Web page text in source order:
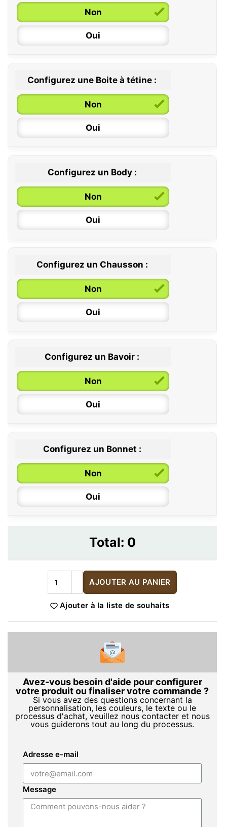
6 / 36 mois
Non
Oui
Configurez une Boite à tétine :
Non
Oui
Configurez un Body :
Non
Oui
0 / 6 mois
6 / 12 mois
12 / 18 mois
Configurez un Chausson :
Non
Oui
Configurez un Bavoir :
Non
Oui
Configurez un Bonnet :
Non
Oui
Total: 0
AJOUTER AU PANIER
Ajouter à la liste de souhaits
Avez-vous besoin d'aide pour configurer
votre produit ou finaliser votre commande ?
Si vous avez des questions concernant la
personnalisation, les couleurs, le texte ou le
processus d'achat, veuillez nous contacter et nous
vous guiderons tout au long du processus.
Adresse e-mail
Message